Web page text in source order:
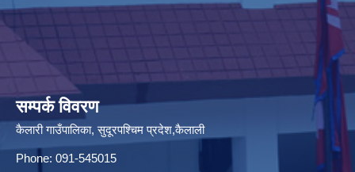
सम्पर्क विवरण
कैलारी गाउँपालिका, सुदूरपश्चिम प्रदेश,कैलाली
Phone: 091-545015